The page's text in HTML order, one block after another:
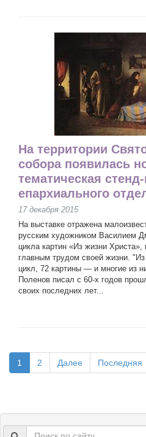
На территории
собора появилась
тематическая
епархиального
17 декабря 2015
На выставке отражена
русским художником Василием
цикла картин «Из жизни Христа»,
главным трудом своей жизни.
цикл, 72 картины — и многие из
Поленов писал с 60-х годов
своих последних лет...
1 2 Далее Последняя